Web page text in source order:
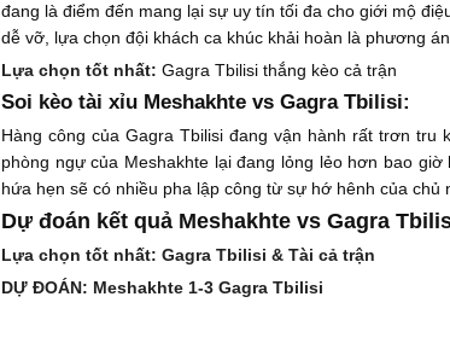
đang là điểm đến mang lại sự uy tín tối đa cho giới mộ
dễ vỡ, lựa chọn đội khách ca khúc khải hoàn là phương
Lựa chọn tốt nhất: Gagra Tbilisi thắng kèo cả trận
Soi kèo tài xỉu Meshakhte vs Gagra Tbilisi:
Hàng công của Gagra Tbilisi đang vận hành rất trơn
phòng ngự của Meshakhte lại đang lỏng lẻo hơn bao
hứa hẹn sẽ có nhiều pha lập công từ sự hớ hênh của chủ
Dự đoán kết quả Meshakhte vs Gagra
Lựa chọn tốt nhất: Gagra Tbilisi & Tài cả trận
DỰ ĐOÁN: Meshakhte 1-3 Gagra Tbilisi